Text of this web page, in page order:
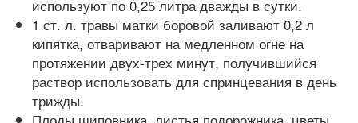
используют по 0,25 литра дважды в сутки.
1 ст. л. травы матки боровой заливают 0,2 л
кипятка, отваривают на медленном огне на
протяжении двух-трех минут, получившийся
раствор использовать для спринцевания в день
трижды.